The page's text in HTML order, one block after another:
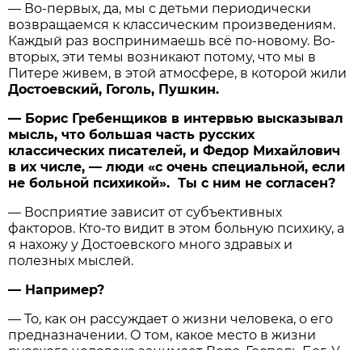
— Во-первых, да, мы с детьми периодически
возвращаемся к классическим произведениям.
Каждый раз воспринимаешь всё по-новому. Во-
вторых, эти темы возникают потому, что мы в
Питере живем, в этой атмосфере, в которой жили
Достоевский, Гоголь, Пушкин.
— Борис Гребенщиков в интервью высказывал
мысль, что большая часть русских
классических писателей, и Федор Михайлович
в их числе, — люди «с очень специальной, если
не больной психикой». Ты с ним не согласен?
— Восприятие зависит от субъективных
факторов. Кто-то видит в этом больную психику, а
я нахожу у Достоевского много здравых и
полезных мыслей.
— Например?
— То, как он рассуждает о жизни человека, о его
предназначении. О том, какое место в жизни